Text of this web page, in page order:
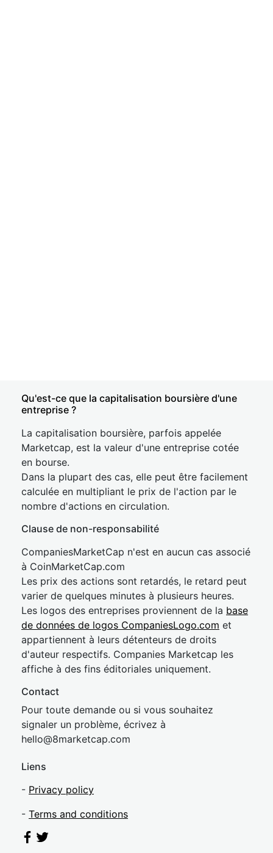
Qu'est-ce que la capitalisation boursière d'une
entreprise ?
La capitalisation boursière, parfois appelée
Marketcap, est la valeur d'une entreprise cotée
en bourse.
Dans la plupart des cas, elle peut être facilement
calculée en multipliant le prix de l'action par le
nombre d'actions en circulation.
Clause de non-responsabilité
CompaniesMarketCap n'est en aucun cas associé
à CoinMarketCap.com
Les prix des actions sont retardés, le retard peut
varier de quelques minutes à plusieurs heures.
Les logos des entreprises proviennent de la base
de données de logos CompaniesLogo.com et
appartiennent à leurs détenteurs de droits
d'auteur respectifs. Companies Marketcap les
affiche à des fins éditoriales uniquement.
Contact
Pour toute demande ou si vous souhaitez
signaler un problème, écrivez à
hello@8marketcap.com
Liens
- Privacy policy
- Terms and conditions